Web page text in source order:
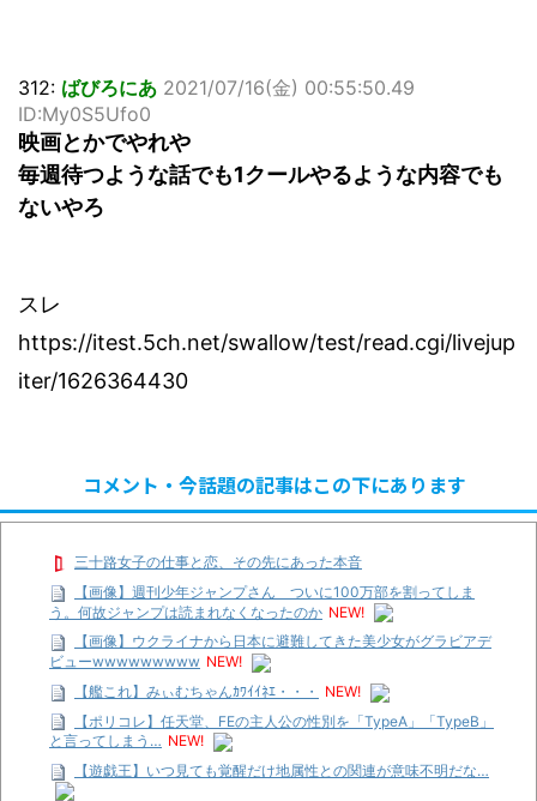
312: ばびろにあ 2021/07/16(金) 00:55:50.49
ID:My0S5Ufo0
映画とかでやれや
毎週待つような話でも1クールやるような内容でも
ないやろ
スレ
https://itest.5ch.net/swallow/test/read.cgi/livejup
iter/1626364430
コメント・今話題の記事はこの下にあります
三十路女子の仕事と恋、その先にあった本音
【画像】週刊少年ジャンプさん ついに100万部を割ってしま
う。何故ジャンプは読まれなくなったのか NEW!
【画像】ウクライナから日本に避難してきた美少女がグラビアデ
ビューwwwwwwwww NEW!
【艦これ】みぃむちゃんｶﾜｲｲﾈｴ・・・
NEW!
【ポリコレ】任天堂、FEの主人公の性別を「TypeA」「TypeB」
と言ってしまう… NEW!
【遊戯王】いつ見ても覚醒だけ地属性との関連が意味不明だな…